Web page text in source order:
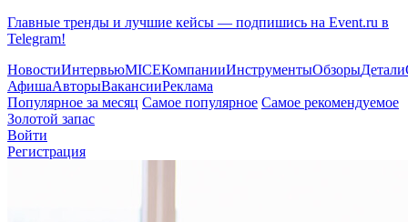
Главные тренды и лучшие кейсы — подпишись на Event.ru в
Telegram!
НовостиИнтервьюMICEКомпанииИнструментыОбзорыДетали
АфишаАвторыВакансииРеклама
Популярное за месяц Самое популярное Самое рекомендуемое
Золотой запас
Войти
Регистрация